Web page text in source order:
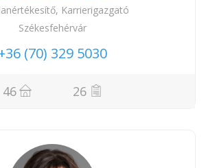
Karrierigazgató
Székesfehérvár
(70) 329 5030
46 26